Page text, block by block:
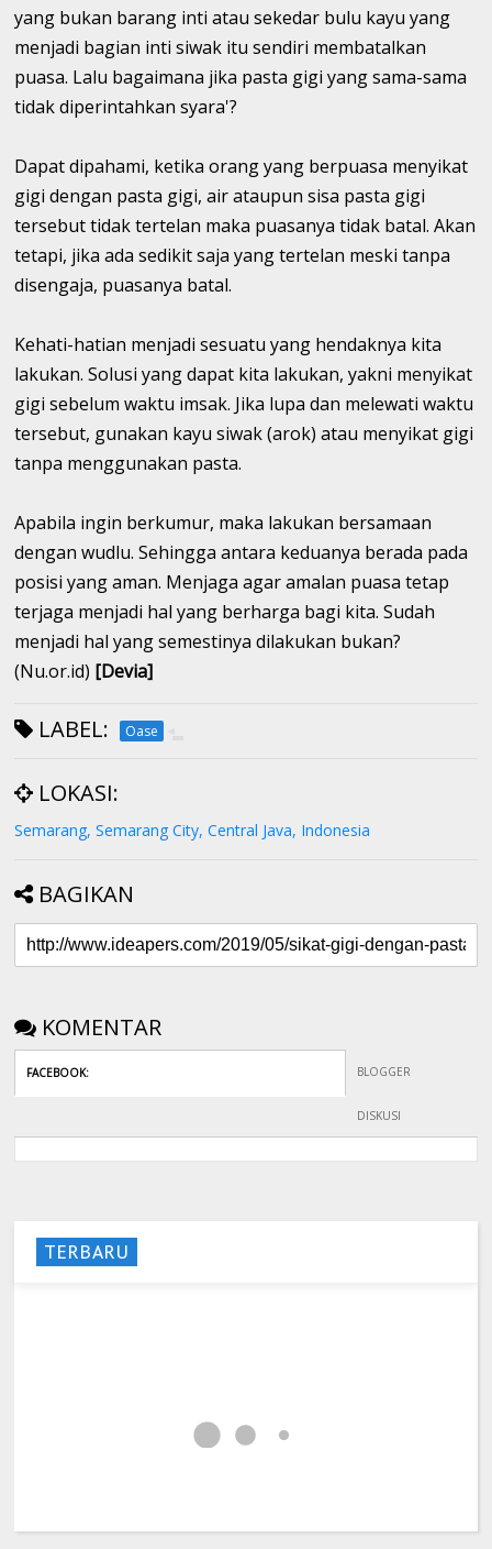
yang bukan barang inti atau sekedar bulu kayu yang
menjadi bagian inti siwak itu sendiri membatalkan
puasa. Lalu bagaimana jika pasta gigi yang sama-sama
tidak diperintahkan syara'?
Dapat dipahami, ketika orang yang berpuasa menyikat
gigi dengan pasta gigi, air ataupun sisa pasta gigi
tersebut tidak tertelan maka puasanya tidak batal. Akan
tetapi, jika ada sedikit saja yang tertelan meski tanpa
disengaja, puasanya batal.
Kehati-hatian menjadi sesuatu yang hendaknya kita
lakukan. Solusi yang dapat kita lakukan, yakni menyikat
gigi sebelum waktu imsak. Jika lupa dan melewati waktu
tersebut, gunakan kayu siwak (arok) atau menyikat gigi
tanpa menggunakan pasta.
Apabila ingin berkumur, maka lakukan bersamaan
dengan wudlu. Sehingga antara keduanya berada pada
posisi yang aman. Menjaga agar amalan puasa tetap
terjaga menjadi hal yang berharga bagi kita. Sudah
menjadi hal yang semestinya dilakukan bukan?
(Nu.or.id) [Devia]
LABEL: Oase
LOKASI:
Semarang, Semarang City, Central Java, Indonesia
BAGIKAN
KOMENTAR
FACEBOOK: BLOGGER
DISKUSI
TERBARU